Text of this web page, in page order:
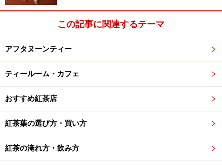
について。
これは未開封の状態での期限を意味しています。
賞味期限表示については一般にこのような基準がありま
す。年月または年月日で表示。
（１）製造日から賞味期限までの期間が3ヶ月以内のも
のは「年月日」で表示。
（２）製造日から賞味期限までの期間が3ヶ月を超える
ものについては「年月日」または「年月」で表示。
このことから、紅茶は製造されてから数年の賞味期限が
あるため年月で表示されています。昨年購入した紅茶に
この記事に関連するテーマ
アフタヌーンティー
ティールーム・カフェ
おすすめ紅茶店
紅茶葉の選び方・買い方
紅茶の淹れ方・飲み方